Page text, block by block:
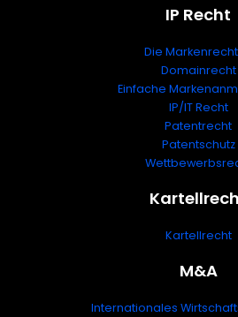
IP Recht
Die
Domainrecht
Einfache
IP/IT Recht
Patentrecht
Patentschutz
Kartellrecht
M&A
Internationales